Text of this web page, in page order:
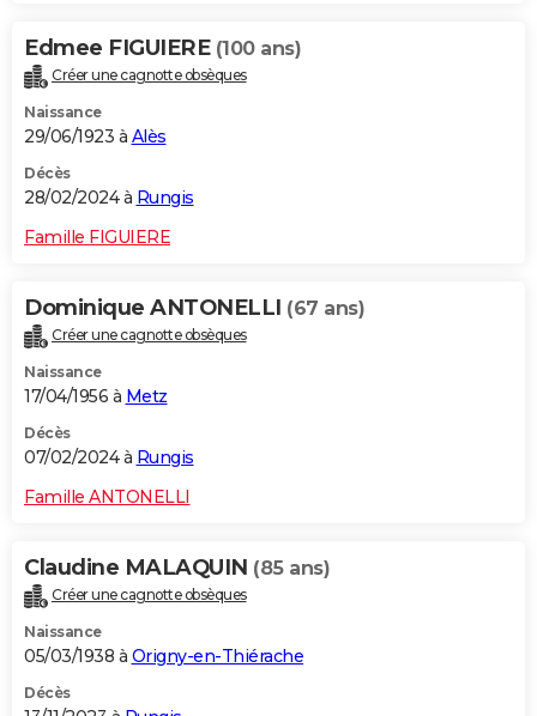
Edmee FIGUIERE (100 ans)
Créer une cagnotte obsèques
Naissance
29/06/1923 à Alès
Décès
28/02/2024 à Rungis
Famille FIGUIERE
Dominique ANTONELLI (67 ans)
Créer une cagnotte obsèques
Naissance
17/04/1956 à Metz
Décès
07/02/2024 à Rungis
Famille ANTONELLI
Claudine MALAQUIN (85 ans)
Créer une cagnotte obsèques
Naissance
05/03/1938 à Origny-en-Thiérache
Décès